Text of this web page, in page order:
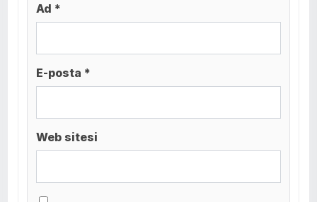
Ad *
E-posta *
Web sitesi